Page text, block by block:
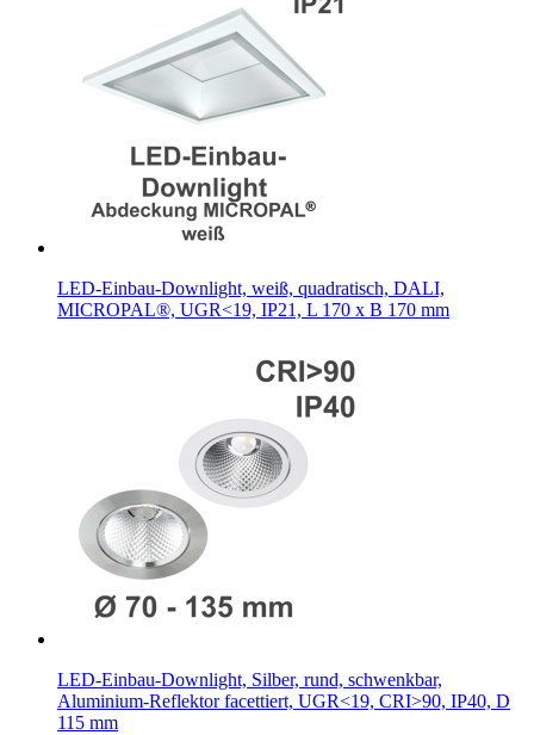
LED-Einbau-Downlight, weiß, quadratisch, DALI,
MICROPAL®, UGR<19, IP21, L 170 x B 170 mm
LED-Einbau-Downlight, Silber, rund, schwenkbar,
Aluminium-Reflektor facettiert, UGR<19, CRI>90, IP40, D
115 mm